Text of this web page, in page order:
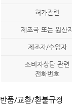
허가관련
제조국 또는 원산지
제조자/수입자
소비자상담 관련
전화번호
반품/교환/환불규정